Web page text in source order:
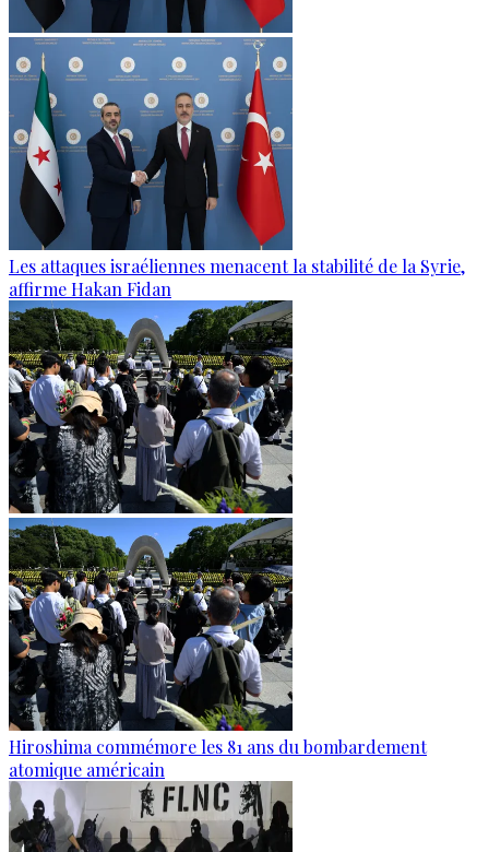
Les attaques israéliennes menacent la stabilité de la Syrie,
affirme Hakan Fidan
Hiroshima commémore les 81 ans du bombardement
atomique américain